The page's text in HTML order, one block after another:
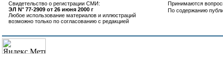
Свидетельство о регистрации СМИ:
ЭЛ N° 77-2909 от 26 июня 2000 г
Любое использование материалов и иллюстраций
возможно только по согласованию с редакцией
Принимаются
По содержанию